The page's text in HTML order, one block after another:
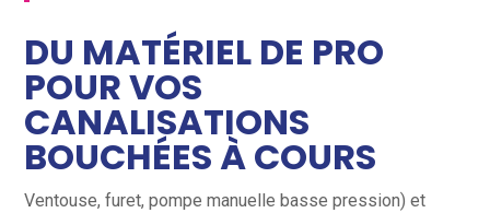
DU MATÉRIEL DE PRO
POUR VOS
CANALISATIONS
BOUCHÉES À COURS
Ventouse, furet, pompe manuelle basse pression) et